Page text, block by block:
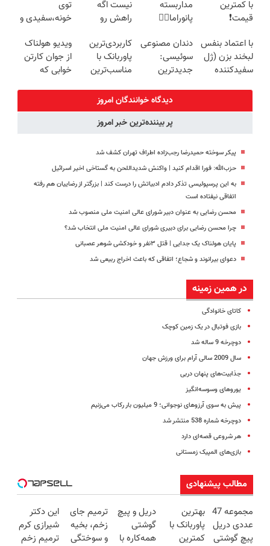
درب منزل
با کمترین
قیمت❗
مداربسته
پانوراما👈🏻
360°و سازگار با
اندروید و ios
نیست اگه
راهش رو
رایگان "
توی
خونه،سفیدی و
برگردون
(40%off)
با اعتماد بنفس
لبخند بزن (ژل
سفیدکننده
دندان مصنوعی
سوئیسی:
جدیدترین
سبک و مقاوم |
پرداخت قسطی
کاربردی‌ترین
پاوربانک با
مناسب‌ترین
ویدیو هولناک
از جوان کارتن
خوابی که
دیدگاه خوانندگان امروز
پر بیننده‌ترین خبر امروز
پیکر سوخته حمیدرضا رجب‌زاده اطراف تهران کشف شد
حزب‌الله: فورا اقدام کنید | واکنش شدیداللحن به گستاخی اخیر اسرائیل
به این پرسپولیسی تذکر دادم ادبیاتش را درست کند | بزرگتر از رضاییان هم رفته
اتفاقی نیفتاده است
محسن رضایی به عنوان دبیر شورای عالی امنیت ملی منصوب شد
چرا محسن رضایی برای دبیری شورای عالی امنیت ملی انتخاب شد؟
پایان هولناک یک جدایی | قتل ۳نفر و خودکشی شوهر عصبانی
دعوای بیرانوند و شجاع؛ اتفاقی که باعث اخراج ربیعی شد
در همین زمینه
کاتای خانوادگی
بازی فوتبال در یک زمین کوچک
دوچرخه 9 ساله شد
سال 2009 سالی آرام برای ورزش جهان
جذابیت‌های پنهان دربی
یوروهای وسوسه‌انگیز
پیش به سوی آرزوهای نوجوانی؛ 9 میلیون بار رکاب می‌زنیم
دوچرخه شماره 538 منتشر شد
هر شروعی قصه‌ای دارد
بازی‌های المپیک زمستانی
مطالب پیشنهادی
مجموعه 47
عددی دریل
پیچ گوشتی
بهترین
پاوربانک با
کمترین
دریل و پیچ
گوشتی
همه‌کاره با
ترمیم جای
زخم، بخیه
و سوختگی
این دکتر
شیرازی کرم
ترمیم زخم